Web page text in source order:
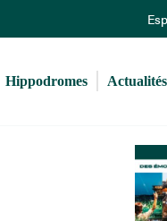
Hippodromes Actualités